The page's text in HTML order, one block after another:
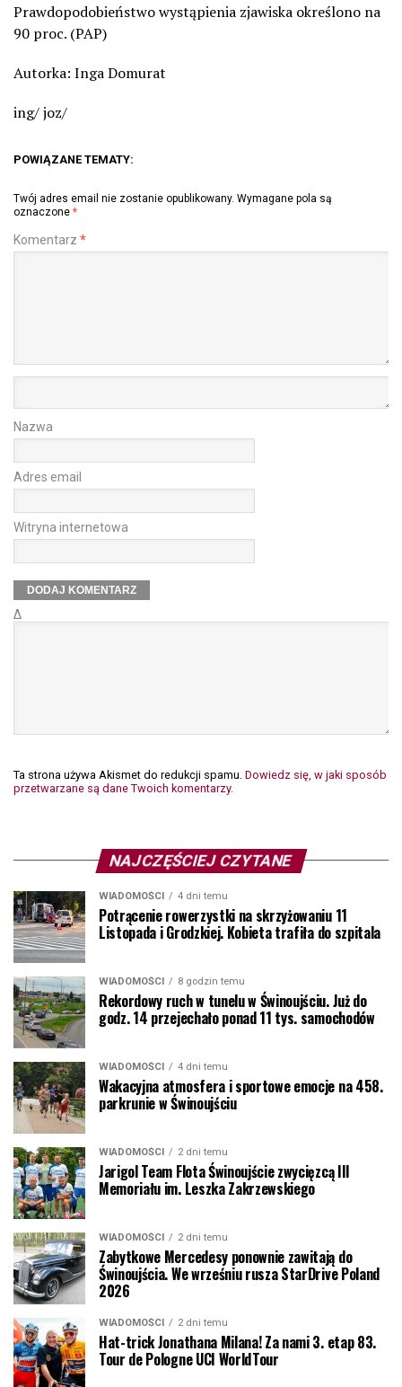
Prawdopodobieństwo wystąpienia zjawiska określono na
90 proc. (PAP)
Autorka: Inga Domurat
ing/ joz/
POWIĄZANE TEMATY:
Twój adres email nie zostanie opublikowany. Wymagane pola są
oznaczone *
Komentarz *
Nazwa
Adres email
Witryna internetowa
Δ
Ta strona używa Akismet do redukcji spamu. Dowiedz się, w jaki sposób
przetwarzane są dane Twoich komentarzy.
NAJCZĘŚCIEJ CZYTANE
WIADOMOŚCI 4 dni temu
Potrącenie rowerzystki na skrzyżowaniu 11
Listopada i Grodzkiej. Kobieta trafiła do szpitala
WIADOMOŚCI 8 godzin temu
Rekordowy ruch w tunelu w Świnoujściu. Już do
godz. 14 przejechało ponad 11 tys. samochodów
WIADOMOŚCI 4 dni temu
Wakacyjna atmosfera i sportowe emocje na 458.
parkrunie w Świnoujściu
WIADOMOŚCI 2 dni temu
Jarigol Team Flota Świnoujście zwycięzcą III
Memoriału im. Leszka Zakrzewskiego
WIADOMOŚCI 2 dni temu
Zabytkowe Mercedesy ponownie zawitają do
Świnoujścia. We wrześniu rusza StarDrive Poland
2026
WIADOMOŚCI 2 dni temu
Hat-trick Jonathana Milana! Za nami 3. etap 83.
Tour de Pologne UCI WorldTour